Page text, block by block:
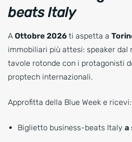
beats Italy
A Ottobre 2026 ti aspetta a
immobiliari più attesi: speaker dal
tavole rotonde con i protagonisti
proptech internazionali.
Approfitta della Blue Week e ricevi:
Biglietto business-beats Italy a